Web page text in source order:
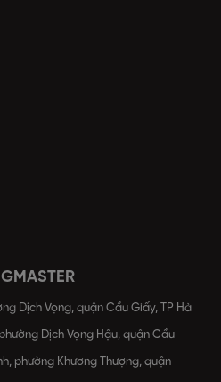
Dịch Vọng, quận Cầu Giấy, TP Hà
Dịch Vọng Hậu, quận Cầu
phường Khương Thượng, quận